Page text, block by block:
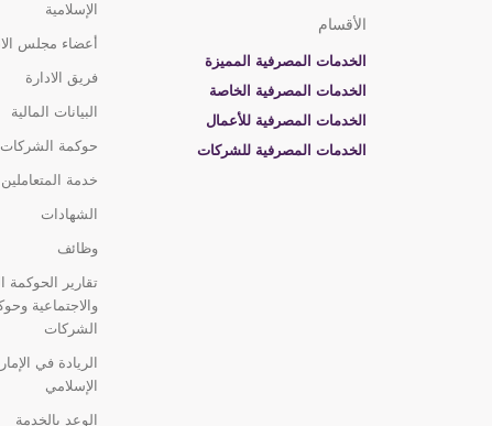
الأقسام
الخدمات المصرفية المميزة
الخدمات المصرفية الخاصة
الخدمات المصرفية للأعمال
الخدمات المصرفية للشركات
الإسلامية
أعضاء مجلس
فريق الادارة
البيانات المالية
حوكمة الشركات
خدمة المتعاملين
الشهادات
وظائف
تقارير الحوكمة
والاجتماعية
الشركات
الريادة في
الإسلامي
الوعد بالخدمة